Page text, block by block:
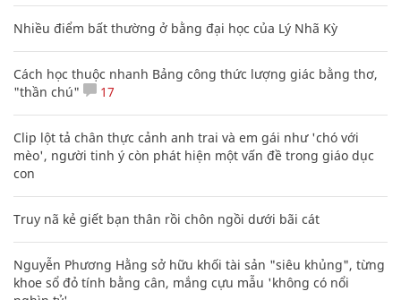
Nhiều điểm bất thường ở bằng đại học của Lý Nhã Kỳ
Cách học thuộc nhanh Bảng công thức lượng giác bằng thơ,
"thần chú"
17
Clip lột tả chân thực cảnh anh trai và em gái như 'chó với
mèo', người tinh ý còn phát hiện một vấn đề trong giáo dục
con
Truy nã kẻ giết bạn thân rồi chôn ngồi dưới bãi cát
Nguyễn Phương Hằng sở hữu khối tài sản "siêu khủng", từng
khoe sổ đỏ tính bằng cân, mắng cựu mẫu 'không có nổi